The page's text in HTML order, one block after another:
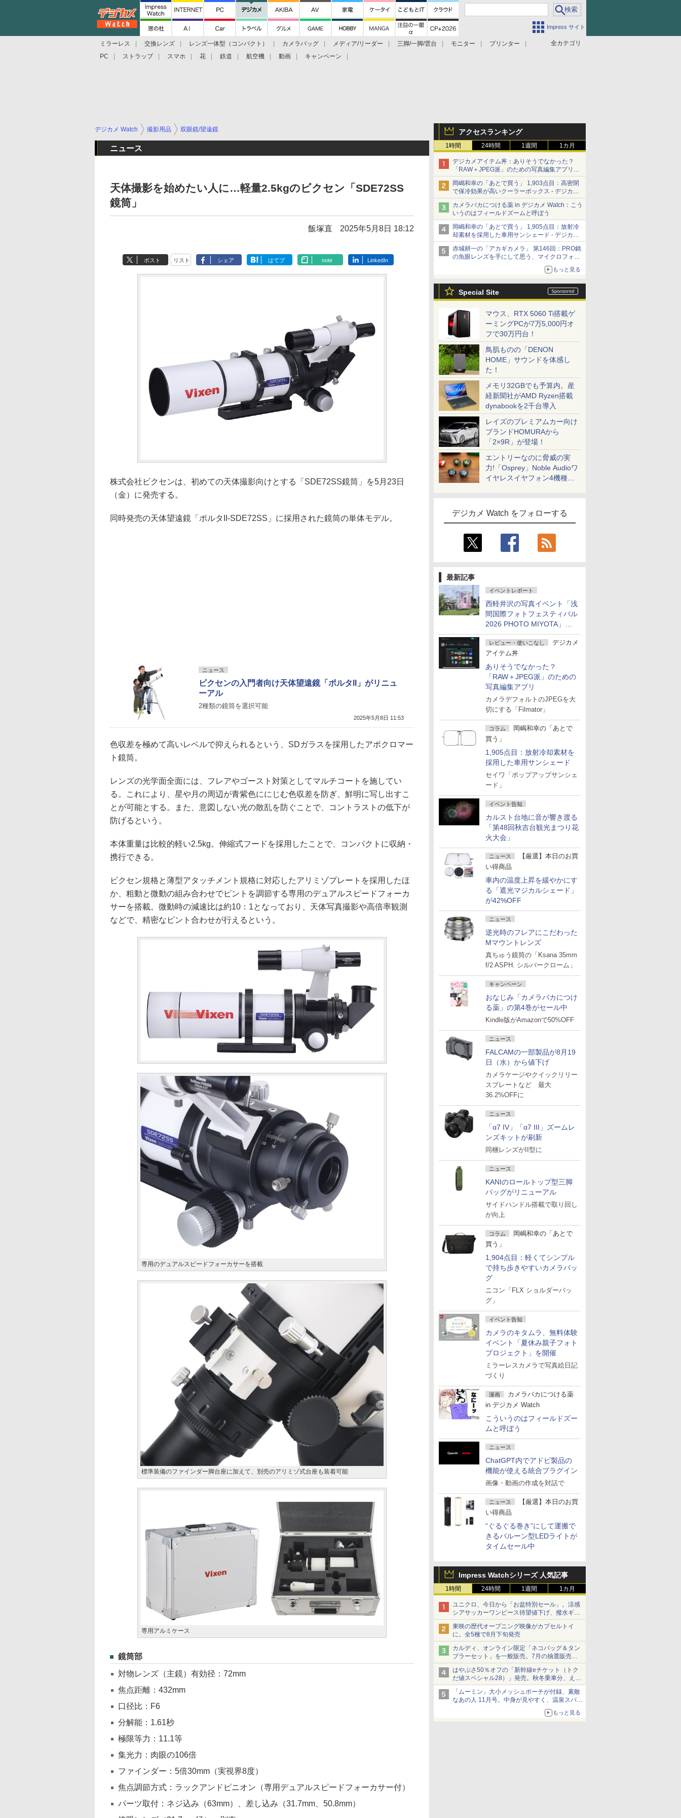
Impress サイト
全カテゴリ
ミラーレス 交換レンズ レンズ一体型（コンパクト） カメラバッグ メディア/リーダー 三脚/一脚/雲台 モニター
プリンター
PC
ストラップ スマホ 花 鉄道 航空機 動画 キャンペーン
アクセスランキング
1時間 24時間 1週間 1カ月
デジカメアイテム丼：ありそうでなかった？
「RAW＋JPEG派」のための写真編集アプリ
カメラデフォルトのJPEGを大切にする
「Filmator」
岡嶋和幸の「あとで買う」 1,903点目：高密閉
で保冷効果が高いクーラーボックス - デジカメ
Watch
カメラバカにつける薬 in デジカメ Watch：こう
いうのはフィールドズームと呼ぼう
岡嶋和幸の「あとで買う」 1,905点目：放射冷
却素材を採用した車用サンシェード - デジカメ
Watch
赤城耕一の「アカギカメラ」 第146回：PRO銘
の魚眼レンズを手にして思う、マイクロフォー
もっと見る
Special Site
マウス、RTX 5060 Ti搭載ゲ
ーミングPCが7万5,000円オ
フで30万円台！
鳥肌ものの「DENON
HOME」サウンドを体感し
た！
メモリ32GBでも予算内。産
経新聞社がAMD Ryzen搭載
dynabookを2千台導入
レイズのプレミアムカー向け
ブランドHOMURAから
「2×9R」が登場！
エントリーなのに脅威の実
力!「Osprey」Noble Audioワ
イヤレスイヤフォン4機種を
デジカメ Watch をフォローする
最新記事
イベントレポート
西軽井沢の写真イベント「浅
間国際フォトフェスティバル
2026 PHOTO MIYOTA」が
開幕
レビュー・使いこなし
デジカメ
アイテム丼
ありそうでなかった？
「RAW＋JPEG派」のための
写真編集アプリ
カメラデフォルトのJPEGを大
切にする「Filmator」
コラム
岡嶋和幸の「あとで
買う」
1,905点目：放射冷却素材を
採用した車用サンシェード
セイワ「ポップアップサンシェ
ード」
イベント告知
カルスト台地に音が響き渡る
「第48回秋吉台観光まつり花
火大会」
ニュース
【厳選】本日のお買
い得商品
車内の温度上昇を緩やかにす
る「遮光マジカルシェード」
が42%OFF
ニュース
逆光時のフレアにこだわった
Mマウントレンズ
真ちゅう鏡筒の「Ksana 35mm
f/2 ASPH. シルバークローム」
キャンペーン
おなじみ「カメラバカにつけ
る薬」の第4巻がセール中
Kindle版がAmazonで50%OFF
ニュース
FALCAMの一部製品が8月19
日（水）から値下げ
カメラケージやクイックリリー
スプレートなど 最大
36.2%OFFに
ニュース
「α7 IV」「α7 III」ズームレ
ンズキットが刷新
同梱レンズがII型に
ニュース
KANIのロールトップ型三脚
バッグがリニューアル
サイドハンドル搭載で取り回し
が向上
コラム
岡嶋和幸の「あとで
買う」
1,904点目：軽くてシンプル
で持ち歩きやすいカメラバッ
グ
ニコン「FLX ショルダーバッ
グ」
イベント告知
カメラのキタムラ、無料体験
イベント「夏休み親子フォト
プロジェクト」を開催
ミラーレスカメラで写真絵日記
づくり
漫画
カメラバカにつける薬
in デジカメ Watch
こういうのはフィールドズー
ムと呼ぼう
ニュース
ChatGPT内でアドビ製品の
機能が使える統合プラグイン
画像・動画の作成を対話で
ニュース
【厳選】本日のお買
い得商品
“ぐるぐる巻き”にして運搬で
きるバルーン型LEDライトが
タイムセール中
Impress Watchシリーズ 人気記事
1時間 24時間 1週間 1カ月
ユニクロ、今日から「お盆特別セール」。涼感
シアサッカーワンピース待望値下げ、撥水ギア
ショーツは1990円に
東映の歴代オープニング映像がカプセルトイ
に。全5種で8月下旬発売
カルディ、オンライン限定「ネコバッグ＆タン
ブラーセット」を一般販売。7月の抽選販売の
当選無効分
はやぶさ50％オフの「新幹線eチケット（トク
だ値スペシャル28）」発売。秋冬乗車分、えき
ねっと限定
「ムーミン」大小メッシュポーチが付録、素敵
なあの人 11月号。中身が見やすく、温泉スパに
もっと見る
デジカメ Watch 撮影用品 双眼鏡/望遠鏡
ニュース
天体撮影を始めたい人に…軽量2.5kgのビクセン「SDE72SS
鏡筒」
飯塚直 2025年5月8日 18:12
ポスト リスト シェア はてブ note LinkedIn
株式会社ビクセンは、初めての天体撮影向けとする「SDE72SS鏡筒」を5月23日
（金）に発売する。
同時発売の天体望遠鏡「ポルタII-SDE72SS」に採用された鏡筒の単体モデル。
ニュース
ビクセンの入門者向け天体望遠鏡「ポルタII」がリニュ
ーアル
2種類の鏡筒を選択可能
2025年5月8日 11:53
色収差を極めて高いレベルで抑えられるという、SDガラスを採用したアポクロマー
ト鏡筒。
レンズの光学面全面には、フレアやゴースト対策としてマルチコートを施してい
る。これにより、星や月の周辺が青紫色ににじむ色収差を防ぎ、鮮明に写し出すこ
とが可能とする。また、意図しない光の散乱を防ぐことで、コントラストの低下が
防げるという。
本体重量は比較的軽い2.5kg。伸縮式フードを採用したことで、コンパクトに収納・
携行できる。
ビクセン規格と薄型アタッチメント規格に対応したアリミゾプレートを採用したほ
か、粗動と微動の組み合わせでピントを調節する専用のデュアルスピードフォーカ
サーを搭載。微動時の減速比は約10：1となっており、天体写真撮影や高倍率観測
などで、精密なピント合わせが行えるという。
専用のデュアルスピードフォーカサーを搭載
標準装備のファインダー脚台座に加えて、別売のアリミゾ式台座も装着可能
専用アルミケース
鏡筒部
対物レンズ（主鏡）有効径：72mm
焦点距離：432mm
口径比：F6
分解能：1.61秒
極限等力：11.1等
集光力：肉眼の106倍
ファインダー：5倍30mm（実視界8度）
焦点調節方式：ラックアンドピニオン（専用デュアルスピードフォーカサー付）
パーツ取付：ネジ込み（63mm）、差し込み（31.7mm、50.8mm）